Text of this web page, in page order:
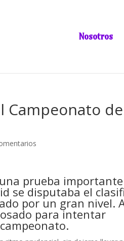
Nosotros
Campeonato
prueba
se disputaba el
por un gran nivel.
para intentar